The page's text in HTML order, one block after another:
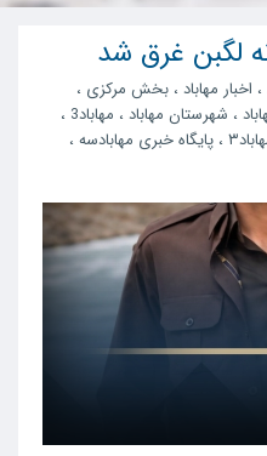
لگبن غرق شد
، اخبار مهاباد ، بخش مرکزی ،
، شهرستان مهاباد ، مهاباد3 ،
، پایگاه خبری مهابادسه ،